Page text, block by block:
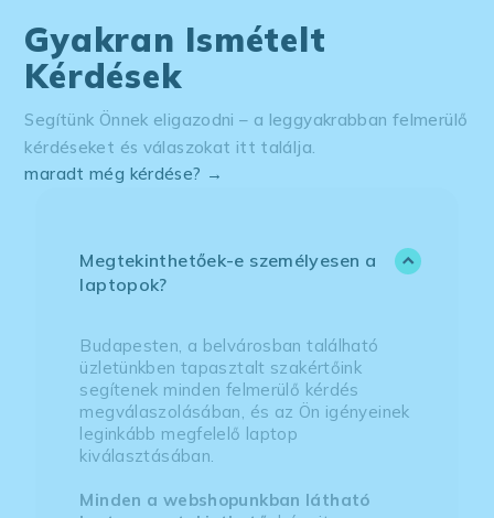
Gyakran Ismételt
Kérdések
Segítünk Önnek eligazodni – a leggyakrabban felmerülő
kérdéseket és válaszokat itt találja.
maradt még kérdése? →
Megtekinthetőek-e személyesen a
laptopok?
Budapesten, a belvárosban található
üzletünkben tapasztalt szakértőink
segítenek minden felmerülő kérdés
megválaszolásában, és az Ön igényeinek
leginkább megfelelő laptop
kiválasztásában.
Minden a webshopunkban látható